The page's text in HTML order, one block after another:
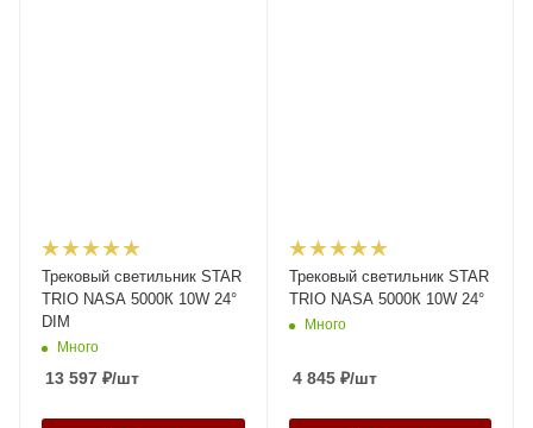
Трековый светильник STAR
TRIO NASA 5000К 10W 24°
DIM
Много
13 597 ₽/шт
Трековый светильник STAR
TRIO NASA 5000К 10W 24°
Много
4 845₽/шт